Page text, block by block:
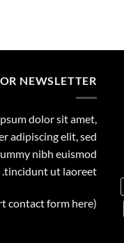
NEWSLETTER
dolor sit amet,
adipiscing elit, sed
nibh euismod
tincidunt ut laoreet.
(insert contact form here)